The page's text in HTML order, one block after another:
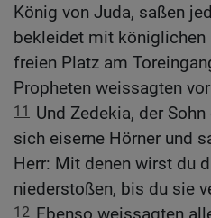
König von Juda, saßen
bekleidet mit königlichen
freien Platz am
Propheten weissagten
11 Und Zedekia, der
sich eiserne Hörner und
Herr: Mit denen wirst du
niederstoßen, bis du sie
12